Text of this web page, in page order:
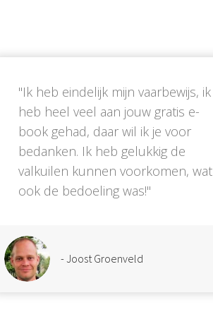
''Ik heb eindelijk mijn vaarbewijs, ik
heb heel veel aan jouw gratis e-
book gehad, daar wil ik je voor
bedanken. Ik heb gelukkig de
valkuilen kunnen voorkomen, wat
ook de bedoeling was!''
- Joost Groenveld